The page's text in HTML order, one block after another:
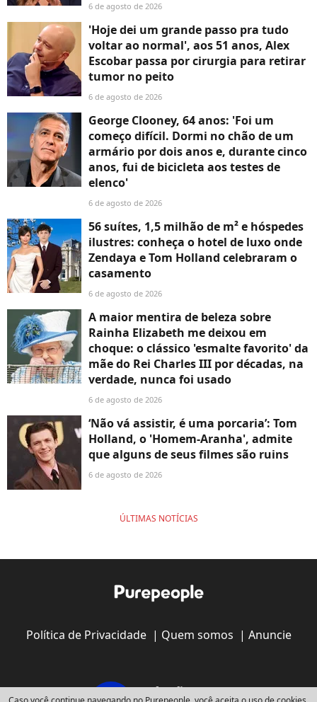
6 de agosto de 2026
'Hoje dei um grande passo pra tudo
voltar ao normal', aos 51 anos, Alex
Escobar passa por cirurgia para retirar
tumor no peito
6 de agosto de 2026
George Clooney, 64 anos: 'Foi um
começo difícil. Dormi no chão de um
armário por dois anos e, durante cinco
anos, fui de bicicleta aos testes de
elenco'
6 de agosto de 2026
56 suítes, 1,5 milhão de m² e hóspedes
ilustres: conheça o hotel de luxo onde
Zendaya e Tom Holland celebraram o
casamento
6 de agosto de 2026
A maior mentira de beleza sobre
Rainha Elizabeth me deixou em
choque: o clássico 'esmalte favorito' da
mãe do Rei Charles III por décadas, na
verdade, nunca foi usado
6 de agosto de 2026
‘Não vá assistir, é uma porcaria’: Tom
Holland, o 'Homem-Aranha', admite
que alguns de seus filmes são ruins
6 de agosto de 2026
ÚLTIMAS NOTÍCIAS
Política de Privacidade| Quem somos | Anuncie